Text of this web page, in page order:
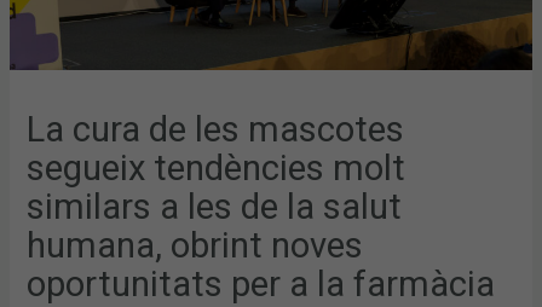
La cura de les mascotes
segueix tendències molt
similars a les de la salut
humana, obrint noves
oportunitats per a la farmàcia
OPORTUNITATS
PER
A
LA